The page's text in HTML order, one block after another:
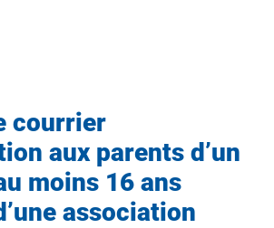
courrier
aux parents d’un
moins 16 ans
association